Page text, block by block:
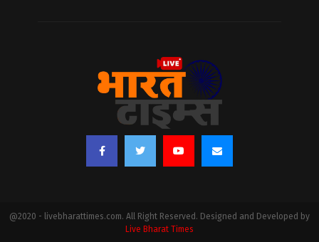
@2020 - livebharattimes.com. All Right Reserved. Designed and Developed by
Live Bharat Times